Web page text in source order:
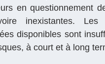
en questionnement
inexistantes. Les
disponibles sont
à court et à long